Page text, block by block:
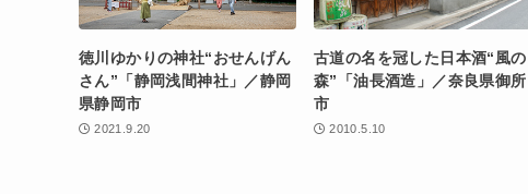
徳川ゆかりの神社“おせんげん
さん”「静岡浅間神社」／静岡
県静岡市
2021.9.20
古道の名を冠した日本酒“風の
森”「油長酒造」／奈良県御所
市
2010.5.10